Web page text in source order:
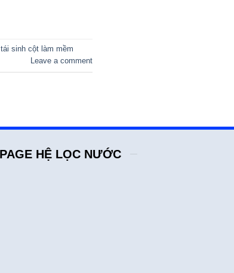
tái sinh cột làm mềm
Leave a comment
HỆ LỌC NƯỚC